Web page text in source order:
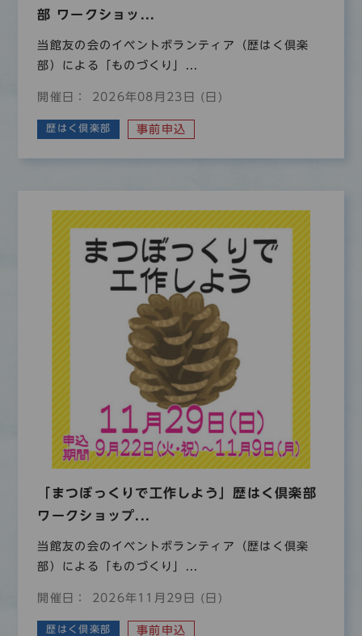
部 ワークショッ...
当館友の会のイベントボランティア（歴はく倶楽
部）による「ものづくり」...
開催日： 2026年08月23日 (日)
歴はく倶楽部 事前申込
「まつぼっくりで工作しよう」歴はく倶楽部
ワークショップ...
当館友の会のイベントボランティア（歴はく倶楽
部）による「ものづくり」...
開催日： 2026年11月29日 (日)
歴はく倶楽部 事前申込